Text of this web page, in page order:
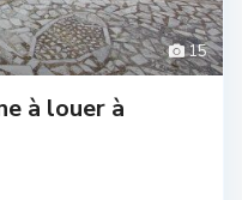
15
à louer à